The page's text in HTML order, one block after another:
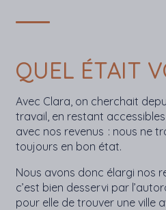
QUEL ÉTAIT
Avec Clara, on cherchait
travail, en restant
avec nos revenus : nous ne
toujours en bon état.
Nous avons donc élargi nos
c’est bien desservi par
pour elle de trouver une ville